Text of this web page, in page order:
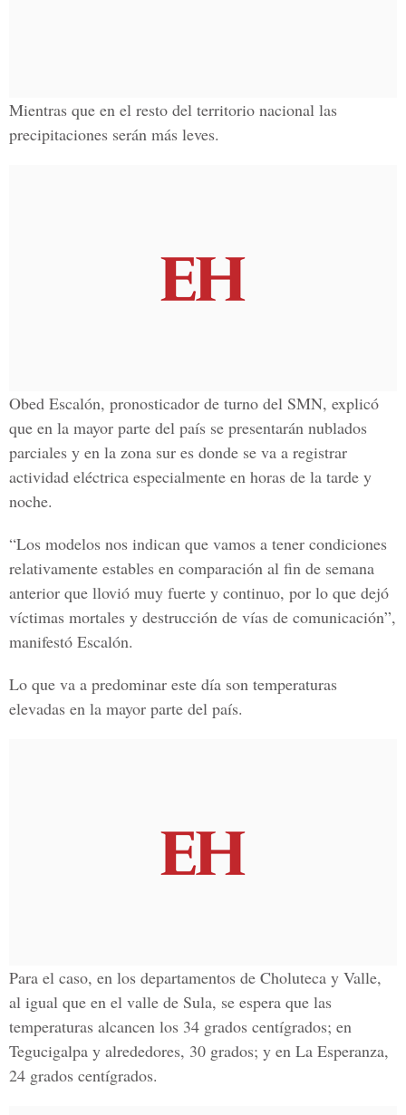
Mientras que en el resto del territorio nacional las
precipitaciones serán más leves.
Obed Escalón, pronosticador de turno del SMN, explicó
que en la mayor parte del país se presentarán nublados
parciales y en la zona sur es donde se va a registrar
actividad eléctrica especialmente en horas de la tarde y
noche.
“Los modelos nos indican que vamos a tener condiciones
relativamente estables en comparación al fin de semana
anterior que llovió muy fuerte y continuo, por lo que dejó
víctimas mortales y destrucción de vías de comunicación”,
manifestó Escalón.
Lo que va a predominar este día son temperaturas
elevadas en la mayor parte del país.
Para el caso, en los departamentos de Choluteca y Valle,
al igual que en el valle de Sula, se espera que las
temperaturas alcancen los 34 grados centígrados; en
Tegucigalpa y alrededores, 30 grados; y en La Esperanza,
24 grados centígrados.